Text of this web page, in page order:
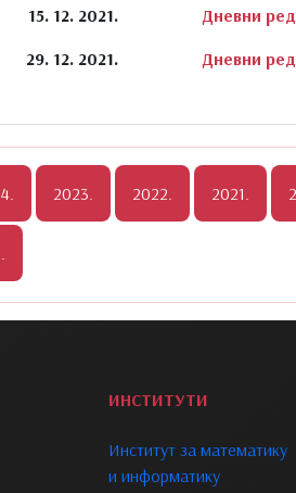
15. 12. 2021.
Дневни ред
29. 12. 2021.
Дневни ред
ИНСТИТУТИ
Институт за математику
и информатику